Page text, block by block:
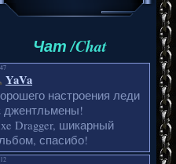
Чат /Chat